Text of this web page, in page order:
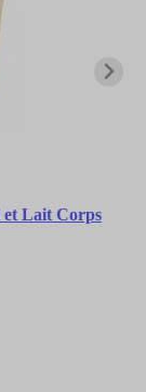
et Lait Corps